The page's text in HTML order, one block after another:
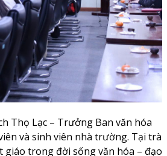
Thọ Lạc– Trưởng Ban văn hóa
và sinh viên nhà trường. Tại trà
giáo trong đời sống văn hóa – đạo